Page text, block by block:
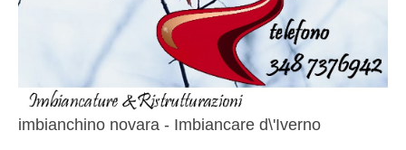
imbianchino novara - Imbiancare d\'Iverno